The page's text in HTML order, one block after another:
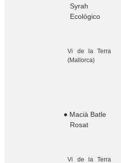
Syrah
Ecológico
Vi de la Terra
(Mallorca)
● Macià Batle
Rosat
Vi de la Terra